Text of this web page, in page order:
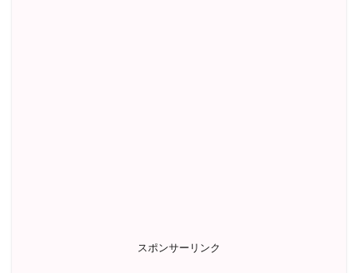
スポンサーリンク